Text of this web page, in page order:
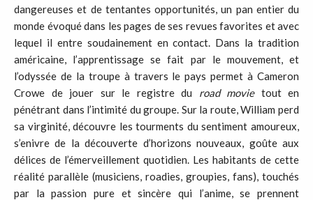
dangereuses et de tentantes opportunités, un pan entier du
monde évoqué dans les pages de ses revues favorites et avec
lequel il entre soudainement en contact. Dans la tradition
américaine, l’apprentissage se fait par le mouvement, et
l’odyssée de la troupe à travers le pays permet à Cameron
Crowe de jouer sur le registre du road movietout en
pénétrant dans l’intimité du groupe. Sur la route, William perd
sa virginité, découvre les tourments du sentiment amoureux,
s’enivre de la découverte d’horizons nouveaux, goûte aux
délices de l’émerveillement quotidien. Les habitants de cette
réalité parallèle (musiciens, roadies, groupies, fans), touchés
par la passion pure et sincère qui l’anime, se prennent